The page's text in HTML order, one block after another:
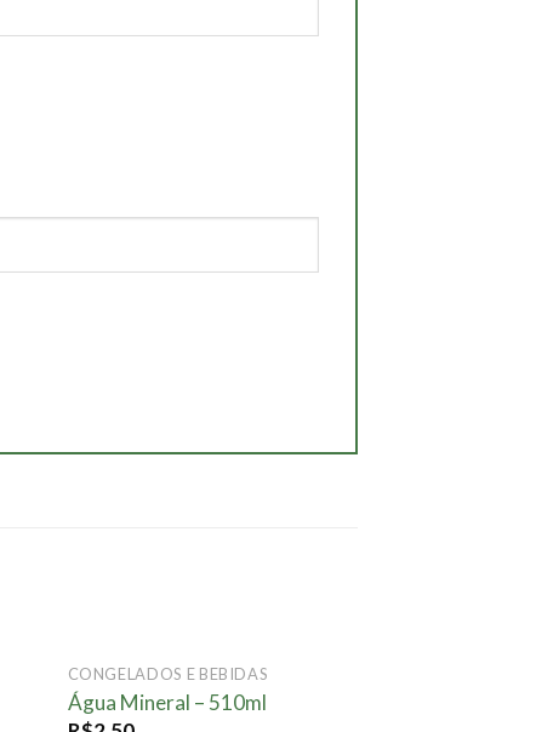
FORA DE ESTOQUE
CONGELADOS E BEBIDAS
Água Mineral – 510ml